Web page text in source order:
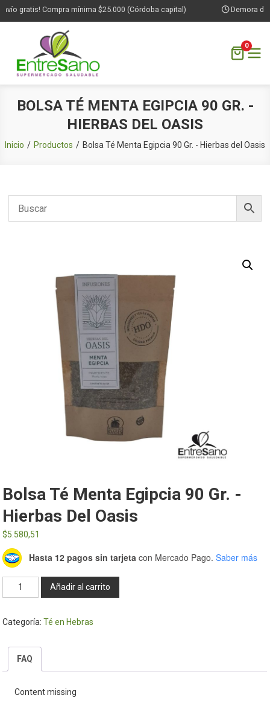
gratis! Compra mínima $25.000 (Córdoba capital) Demora de
0
BOLSA TÉ MENTA EGIPCIA 90 GR. -
HIERBAS DEL OASIS
Inicio Productos Bolsa Té Menta Egipcia 90 Gr. - Hierbas del Oasis
Bolsa Té Menta Egipcia 90 Gr. -
Hierbas Del Oasis
$5.580,51
Hasta 12 pagos sin tarjeta con Mercado Pago. Saber más
Bolsa
Té
Egipcia
-
Hierbas
Añadir al carrito
Categoría:Té en Hebras
FAQ
Content missing